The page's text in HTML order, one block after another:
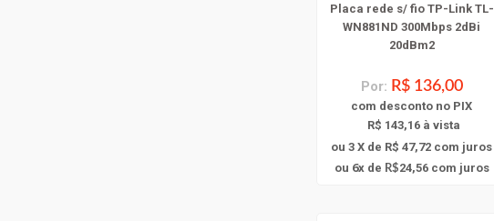
Placa rede s/ fio TP-Link TL-
WN881ND 300Mbps 2dBi
20dBm2
Por: R$ 136,00
com desconto no PIX
R$ 143,16 à vista
ou 3 X de R$ 47,72 com juros
ou 6x de R$24,56com juros